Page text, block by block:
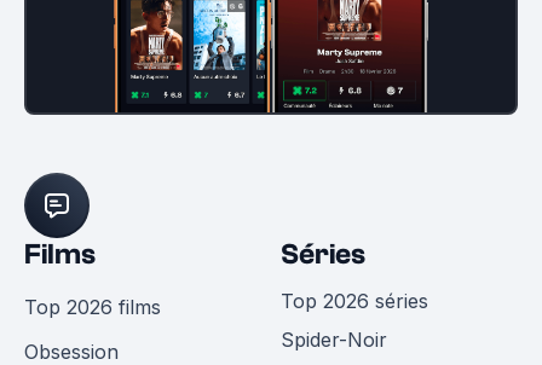
Films
Top 2026 films
Obsession
Séries
Top 2026 séries
Spider-Noir